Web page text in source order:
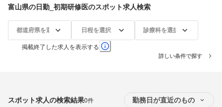
富山県の日勤_初期研修医のスポット求人検索
都道府県を選択 日程を選択 診療科を選択
掲載終了した求人を表示する
詳しい条件で探す
スポット求人の検索結果0件 勤務日が直近のもの